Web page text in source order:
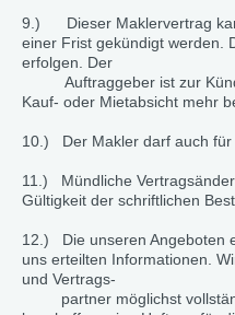
9.) Dieser Maklervertrag
einer Frist gekündigt werden.
erfolgen. Der
Auftraggeber ist zur
Kauf- oder Mietabsicht mehr
10.) Der Makler darf auch für
11.) Mündliche
Gültigkeit der schriftlichen
12.) Die unseren Angeboten
uns erteilten Informationen.
und Vertrags-
partner möglichst